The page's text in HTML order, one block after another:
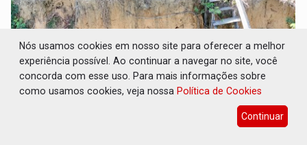
SUPER EL NIÑO: Trabalho inédito vai
garantir água potável para comunidades do
Baixo Madeira
07 de Agosto de 2026 às 07:00
Um levantamento está sendo realizado nessa região
Nós usamos cookies em nosso site para oferecer a melhor
experiência possível. Ao continuar a navegar no site, você
concorda com esse uso. Para mais informações sobre
como usamos cookies, veja nossa Política de Cookies
Continuar